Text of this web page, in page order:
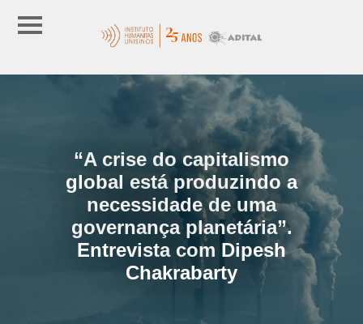
“A crise do capitalismo
global está produzindo a
necessidade de uma
governança planetária”.
Entrevista com Dipesh
Chakrabarty